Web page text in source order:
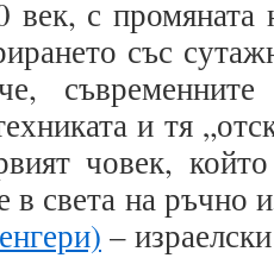
с промяната
със
съвременните
и тя
човек,
света на ръчно
–